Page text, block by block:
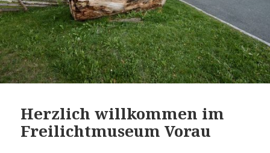
Herzlich willkommen im
Freilichtmuseum Vorau